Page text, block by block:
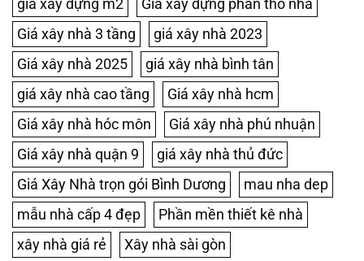
Giá xây nhà 3 tầng
giá xây nhà 2023
Giá xây nhà 2025
giá xây nhà bình tân
giá xây nhà cao tầng
Giá xây nhà hcm
Giá xây nhà hóc môn
Giá xây nhà phú nhuận
Giá xây nhà quận 9
giá xây nhà thủ đức
Giá Xây Nhà trọn gói Bình Dương
mau nha dep
mẫu nhà cấp 4 đẹp
Phần mền thiết kê nhà
xây nhà giá rẻ
Xây nhà sài gòn